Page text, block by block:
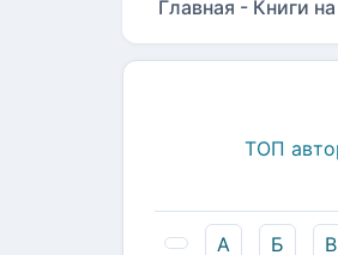
Главная - Книги
ТОП
А Б В